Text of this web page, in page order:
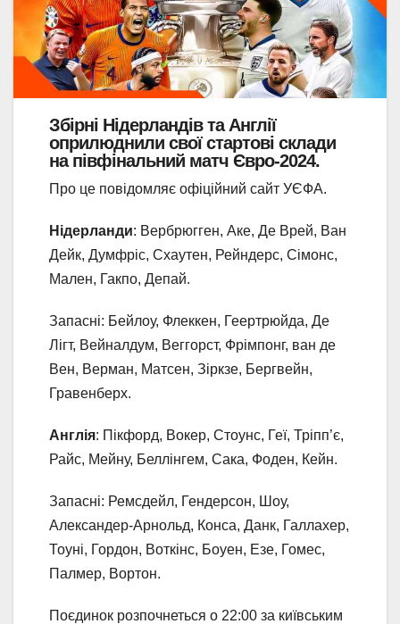
Збірні Нідерландів та Англії
оприлюднили свої стартові склади
на півфінальний матч Євро-2024.
Про це повідомляє офіційний сайт УЄФА.
Нідерланди: Вербрюгген, Аке, Де Врей, Ван
Дейк, Думфріс, Схаутен, Рейндерс, Сімонс,
Мален, Гакпо, Депай.
Запасні: Бейлоу, Флеккен, Геертрюйда, Де
Лігт, Вейналдум, Веггорст, Фрімпонг, ван де
Вен, Верман, Матсен, Зіркзе, Бергвейн,
Гравенберх.
Англія: Пікфорд, Вокер, Стоунс, Геї, Тріпп’є,
Райс, Мейну, Беллінгем, Сака, Фоден, Кейн.
Запасні: Ремсдейл, Гендерсон, Шоу,
Александер-Арнольд, Конса, Данк, Галлахер,
Тоуні, Гордон, Воткінс, Боуен, Езе, Гомес,
Палмер, Вортон.
Поєдинок розпочнеться о 22:00 за київським